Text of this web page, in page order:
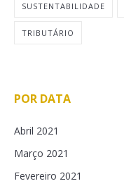
SUSTENTABILIDADE
TRIBUTÁRIO
POR DATA
Abril 2021
Março 2021
Fevereiro 2021